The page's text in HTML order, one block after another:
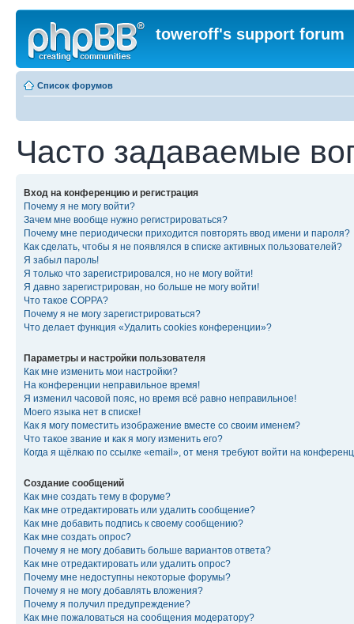
toweroff's support forum
Список форумов
Часто задаваемые
Вход на конференцию и регистрация
Почему я не могу войти?
Зачем мне вообще нужно регистрироваться?
Почему мне периодически приходится повторять ввод имени и пароля?
Как сделать, чтобы я не появлялся в списке активных пользователей?
Я забыл пароль!
Я только что зарегистрировался, но не могу войти!
Я давно зарегистрирован, но больше не могу войти!
Что такое COPPA?
Почему я не могу зарегистрироваться?
Что делает функция «Удалить cookies конференции»?
Параметры и настройки пользователя
Как мне изменить мои настройки?
На конференции неправильное время!
Я изменил часовой пояс, но время всё равно неправильное!
Моего языка нет в списке!
Как я могу поместить изображение вместе со своим именем?
Что такое звание и как я могу изменить его?
Когда я щёлкаю по ссылке «email», от меня требуют войти на
Создание сообщений
Как мне создать тему в форуме?
Как мне отредактировать или удалить сообщение?
Как мне добавить подпись к своему сообщению?
Как мне создать опрос?
Почему я не могу добавить больше вариантов ответа?
Как мне отредактировать или удалить опрос?
Почему мне недоступны некоторые форумы?
Почему я не могу добавлять вложения?
Почему я получил предупреждение?
Как мне пожаловаться на сообщения модератору?